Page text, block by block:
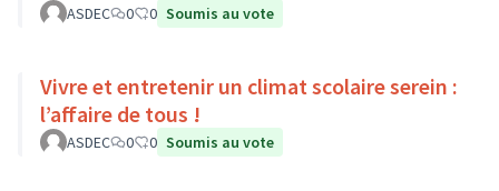
ASDEC 0 0 Soumis au vote
Vivre et entretenir un climat scolaire serein :
l’affaire de tous !
ASDEC 0 0 Soumis au vote